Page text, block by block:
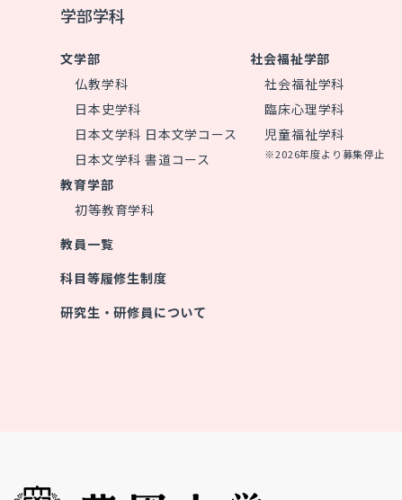
学部学科
文学部
仏教学科
日本史学科
日本文学科 日本文学コース
日本文学科 書道コース
社会福祉学部
社会福祉学科
臨床心理学科
児童福祉学科
※2026年度より募集停止
教育学部
初等教育学科
教員一覧
科目等履修生制度
研究生・研修員について